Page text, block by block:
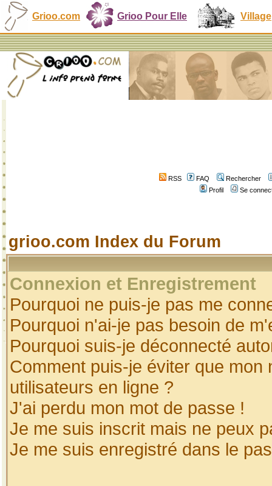
Grioo.com Grioo Pour Elle Village
RSS FAQ
Rechercher
Profil
Se
grioo.com Index du Forum
Connexion et Enregistrement
Pourquoi ne puis-je pas me
Pourquoi n'ai-je pas besoin de
Pourquoi suis-je déconnecté
Comment puis-je éviter que
utilisateurs en ligne ?
J'ai perdu mon mot de passe !
Je me suis inscrit mais ne peux
Je me suis enregistré dans le